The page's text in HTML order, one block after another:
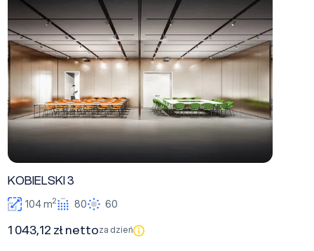
KOBIELSKI 3
104 m2 80 60
1 043,12 zł nettoza dzień